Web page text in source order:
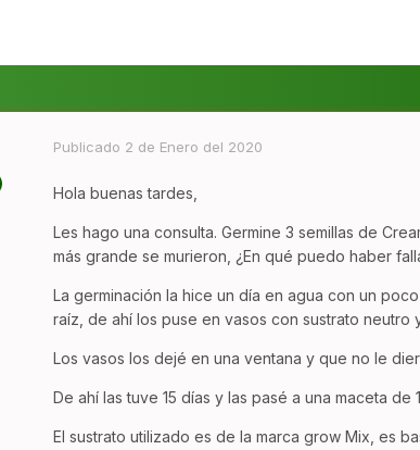
Publicado 2 de Enero del 2020
Hola buenas tardes,
Les hago una consulta. Germine 3 semillas de
más grande se murieron, ¿En qué puedo haber
La germinación la hice un día en agua con un
raíz, de ahí los puse en vasos con sustrato neutro
Los vasos los dejé en una ventana y que no le
De ahí las tuve 15 días y las pasé a una maceta de
El sustrato utilizado es de la marca grow Mix, es